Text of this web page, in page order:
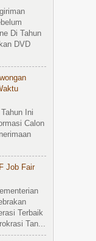
Di Tahun
DVD
Ini
Calon
Job Fair
Terbaik
Tan...